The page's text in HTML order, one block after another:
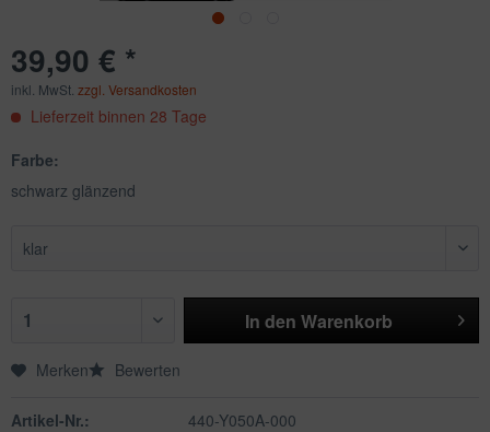
39,90 € *
inkl. MwSt. zzgl. Versandkosten
Lieferzeit binnen 28 Tage
Farbe:
schwarz glänzend
In den Warenkorb
Merken Bewerten
Artikel-Nr.: 440-Y050A-000